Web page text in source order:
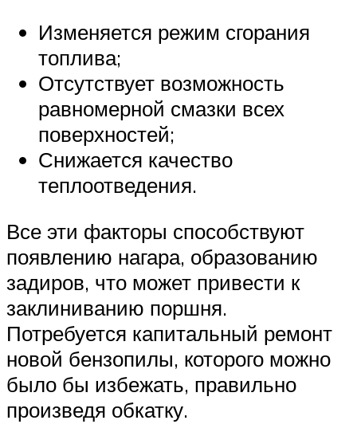
Изменяется режим сгорания
топлива;
Отсутствует возможность
равномерной смазки всех
поверхностей;
Снижается качество
теплоотведения.
Все эти факторы способствуют
появлению нагара, образованию
задиров, что может привести к
заклиниванию поршня.
Потребуется капитальный ремонт
новой бензопилы, которого можно
было бы избежать, правильно
произведя обкатку.